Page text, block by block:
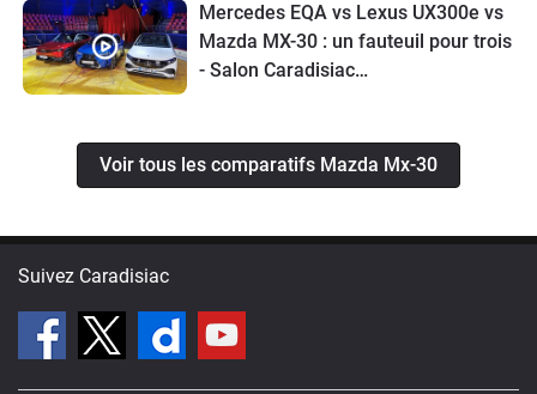
Mercedes EQA vs Lexus UX300e vs
Mazda MX-30 : un fauteuil pour trois
- Salon Caradisiac
Voir tous les comparatifs Mazda Mx-30
Suivez Caradisiac